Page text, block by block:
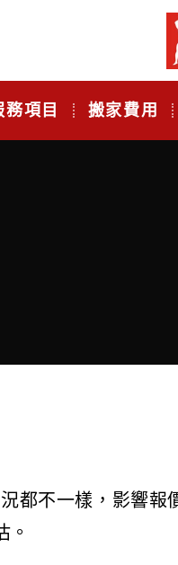
務項目 搬家費用
都不一樣，影響報
。